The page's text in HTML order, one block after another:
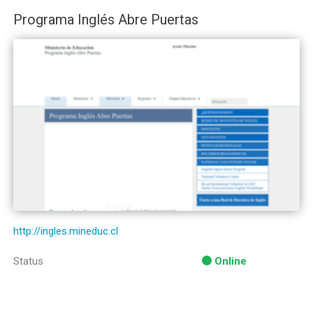
Programa Inglés Abre Puertas
http://ingles.mineduc.cl
Status Online